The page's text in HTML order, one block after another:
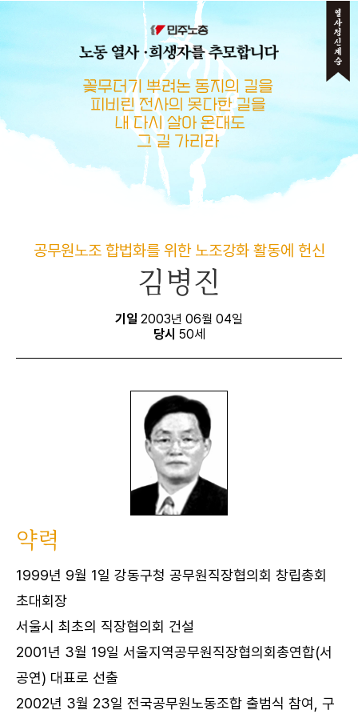
메뉴 건너뛰기
공무원노조 합법화를 위한 노조강화 활동에 헌신
김병진
기일 2003년 06월 04일
당시 50세
약력
1999년 9월 1일 강동구청 공무원직장협의회 창립총회
초대회장
서울시 최초의 직장협의회 건설
2001년 3월 19일 서울지역공무원직장협의회총연합(서
공연) 대표로 선출
2002년 3월 23일 전국공무원노동조합 출범식 참여, 구